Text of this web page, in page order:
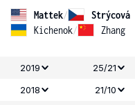
Mattek/
Strýcová
Kichenok/ Zhang
2019 25/21
2018
21/10